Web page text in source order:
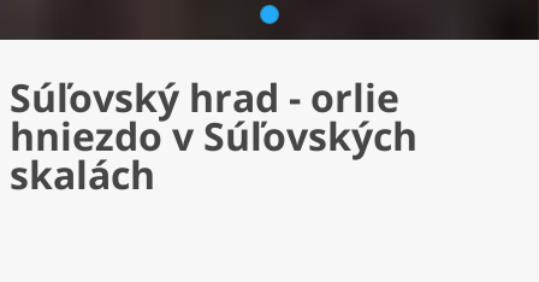
1
Súľovský hrad - orlie
hniezdo v Súľovských
skalách